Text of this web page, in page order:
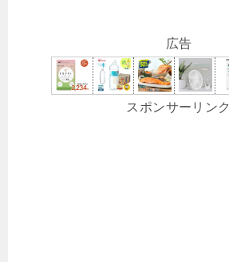
広告
スポンサーリンク